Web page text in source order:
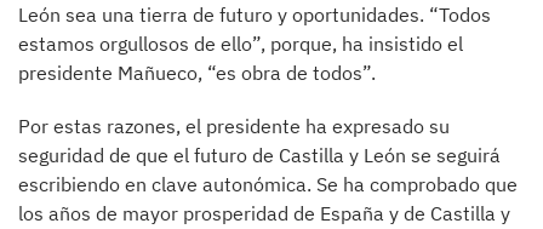
León sea una tierra de futuro y oportunidades. “Todos
estamos orgullosos de ello”, porque, ha insistido el
presidente Mañueco, “es obra de todos”.
Por estas razones, el presidente ha expresado su
seguridad de que el futuro de Castilla y León se seguirá
escribiendo en clave autonómica. Se ha comprobado que
los años de mayor prosperidad de España y de Castilla y